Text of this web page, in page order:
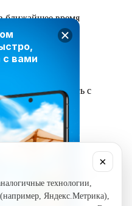
с вами
ближайшее время
вы соглашаетесь с
тура
свяжется с вами в
×
технологии,
Яндекс.Метрика),